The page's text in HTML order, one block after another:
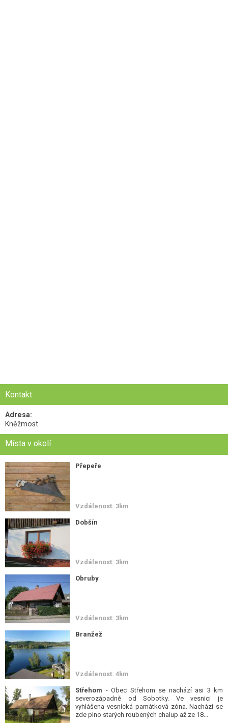
Kontakt
Adresa:
Kněžmost
Místa v okolí
Přepeře
Vzdálenost: 3km
Dobšín
Vzdálenost: 3km
Obruby
Vzdálenost: 3km
Branžež
Vzdálenost: 4km
Střehom - Obec Střehom se nachází asi 3 km
severozápadně od Sobotky. Ve vesnici je
vyhlášena vesnická památková zóna. Nachází se
zde plno starých roubených chalup až ze 18...